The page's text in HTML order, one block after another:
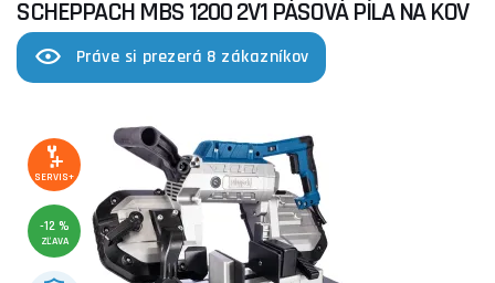
SCHEPPACH MBS 1200 2V1 PÁSOVÁ PÍLA NA KOV
Práve si prezerá 8 zákazníkov
SERVIS+
-12 %
ZĽAVA